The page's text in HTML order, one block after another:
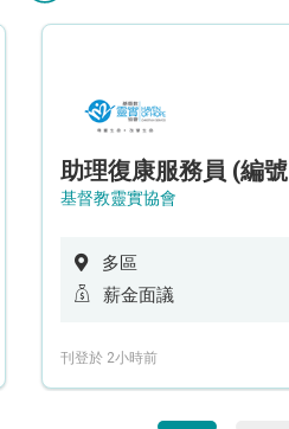
基督教靈實協會
多區
薪金面議
刊登於 2小時前